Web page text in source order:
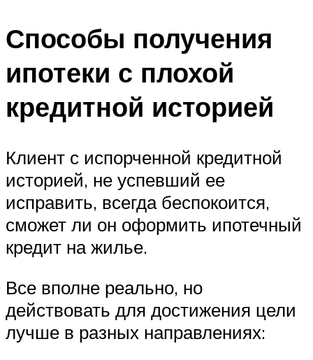
Способы получения
ипотеки с плохой
кредитной историей
Клиент с испорченной кредитной
историей, не успевший ее
исправить, всегда беспокоится,
сможет ли он оформить ипотечный
кредит на жилье.
Все вполне реально, но
действовать для достижения цели
лучше в разных направлениях: